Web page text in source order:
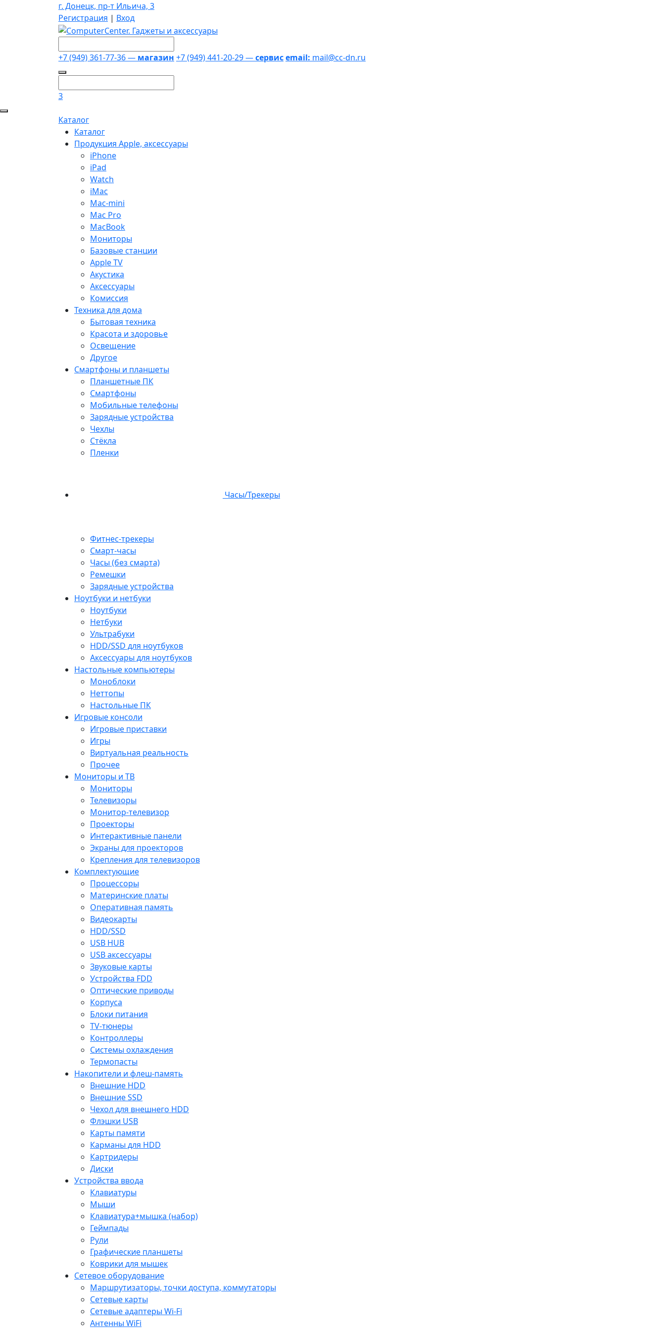
г. Донецк, пр-т Ильича, 3
Регистрация | Вход
+7 (949) 361-77-36 — магазин +7 (949) 441-20-29 —сервисemail: mail@cc-dn.ru
3
Каталог
Каталог
Продукция Apple, аксессуары
iPhone
iPad
Watch
iMac
Mac-mini
Mac Pro
MacBook
Мониторы
Базовые станции
Apple TV
Акустика
Аксессуары
Комиссия
Техника для дома
Бытовая техника
Красота и здоровье
Освещение
Другое
Смартфоны и планшеты
Планшетные ПК
Смартфоны
Мобильные телефоны
Зарядные устройства
Чехлы
Стёкла
Пленки
Часы/Трекеры
Фитнес-трекеры
Смарт-часы
Часы (без смарта)
Ремешки
Зарядные устройства
Ноутбуки и нетбуки
Ноутбуки
Нетбуки
Ультрабуки
HDD/SSD для ноутбуков
Аксессуары для ноутбуков
Настольные компьютеры
Моноблоки
Неттопы
Настольные ПК
Игровые консоли
Игровые приставки
Игры
Виртуальная реальность
Прочее
Мониторы и ТВ
Мониторы
Телевизоры
Монитор-телевизор
Проекторы
Интерактивные панели
Экраны для проекторов
Крепления для телевизоров
Комплектующие
Процессоры
Материнские платы
Оперативная память
Видеокарты
HDD/SSD
USB HUB
USB аксессуары
Звуковые карты
Устройства FDD
Оптические приводы
Корпуса
Блоки питания
TV-тюнеры
Контроллеры
Системы охлаждения
Термопасты
Накопители и флеш-память
Внешние HDD
Внешние SSD
Чехол для внешнего HDD
Флэшки USB
Карты памяти
Карманы для HDD
Картридеры
Диски
Устройства ввода
Клавиатуры
Мыши
Клавиатура+мышка (набор)
Геймпады
Рули
Графические планшеты
Коврики для мышек
Сетевое оборудование
Маршрутизаторы, точки доступа, коммутаторы
Сетевые карты
Сетевые адаптеры Wi-Fi
Антенны WiFi